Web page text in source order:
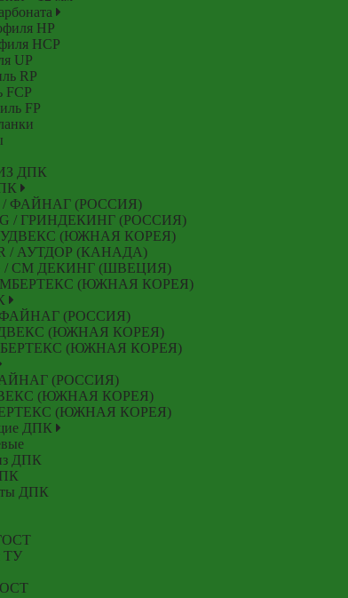
HP
HCP
UP
RP
FCP
FP
ДПК
/ ФАЙНАГ (РОССИЯ)
/ ГРИНДЕКИНГ (РОССИЯ)
/ ВУДВЕКС (ЮЖНАЯ КОРЕЯ)
/ АУТДОР (КАНАДА)
/ СМ ДЕКИНГ (ШВЕЦИЯ)
ТИМБЕРТЕКС (ЮЖНАЯ КОРЕЯ)
/ ФАЙНАГ (РОССИЯ)
(ЮЖНАЯ КОРЕЯ)
(ЮЖНАЯ КОРЕЯ)
(РОССИЯ)
(ЮЖНАЯ КОРЕЯ)
(ЮЖНАЯ КОРЕЯ)
ДПК
ДПК
ДПК
ТУ